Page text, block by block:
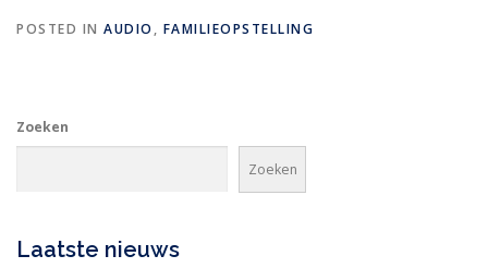
POSTED IN AUDIO , FAMILIEOPSTELLING
Zoeken
Zoeken
Laatste nieuws